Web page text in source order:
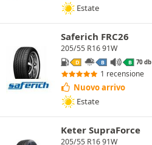
Estate
Saferich FRC26
205/55 R16 91W
D B B 70 db
1 recensione
Nuovo arrivo
Estate
Keter SupraForce
205/55 R16 91W